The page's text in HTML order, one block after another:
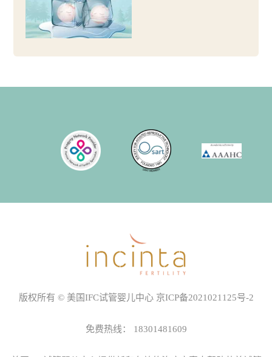
版权所有 © 美国IFC试管婴儿中心 京ICP备2021021125号-2
免费热线： 18301481609